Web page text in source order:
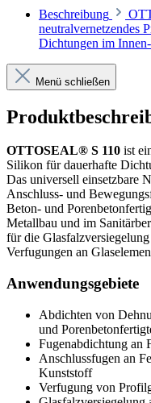
Beschreibung
neutralvernetzendes
Dichtungen im
Menü schließen
OTTOSEAL® S 110 ist
Silikon für dauerhafte
Das universell einsetzbare
Anschluss- und
Beton- und
Metallbau und im
für die
Verfugungen an
Anwendungsgebiete
Abdichten von
und
Fugenabdichtung an
Anschlussfugen an
Kunststoff
Verfugung von